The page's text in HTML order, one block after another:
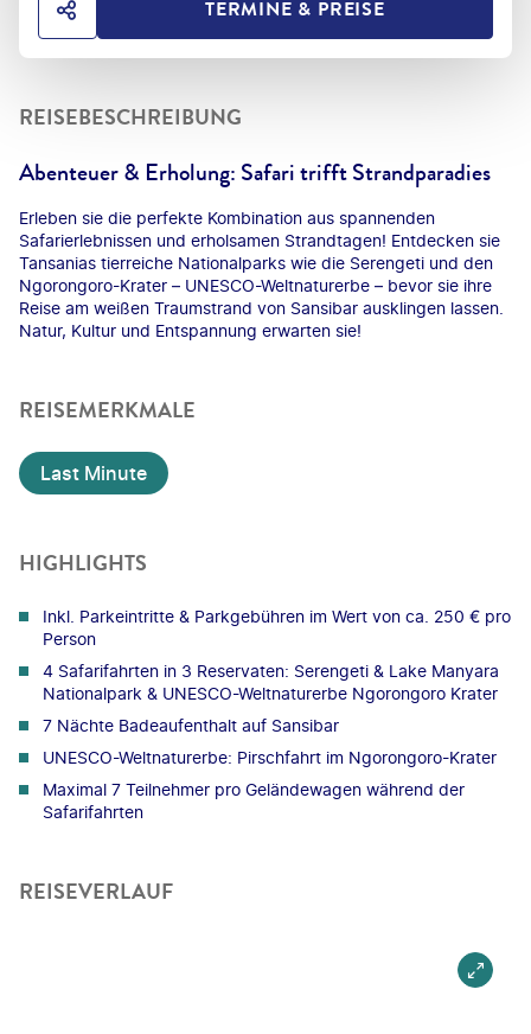
HOTEL TEILENTERMINE & PREISE
REISEBESCHREIBUNG
Abenteuer & Erholung: Safari trifft Strandparadies
Erleben sie die perfekte Kombination aus spannenden
Safarierlebnissen und erholsamen Strandtagen! Entdecken sie
Tansanias tierreiche Nationalparks wie die Serengeti und den
Ngorongoro-Krater – UNESCO-Weltnaturerbe – bevor sie ihre
Reise am weißen Traumstrand von Sansibar ausklingen lassen.
Natur, Kultur und Entspannung erwarten sie!
REISEMERKMALE
Last Minute
HIGHLIGHTS
Inkl. Parkeintritte & Parkgebühren im Wert von ca. 250 € pro
Person
4 Safarifahrten in 3 Reservaten: Serengeti & Lake Manyara
Nationalpark & UNESCO-Weltnaturerbe Ngorongoro Krater
7 Nächte Badeaufenthalt auf Sansibar
UNESCO-Weltnaturerbe: Pirschfahrt im Ngorongoro-Krater
Maximal 7 Teilnehmer pro Geländewagen während der
Safarifahrten
REISEVERLAUF